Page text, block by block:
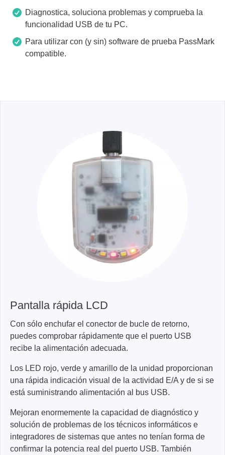
Diagnostica, soluciona problemas y comprueba la
funcionalidad USB de tu PC.
Para utilizar con (y sin) software de prueba PassMark
compatible.
Pantalla rápida LCD
Con sólo enchufar el conector de bucle de retorno,
puedes comprobar rápidamente que el puerto USB
recibe la alimentación adecuada.
Los LED rojo, verde y amarillo de la unidad proporcionan
una rápida indicación visual de la actividad E/A y de si se
está suministrando alimentación al bus USB.
Mejoran enormemente la capacidad de diagnóstico y
solución de problemas de los técnicos informáticos e
integradores de sistemas que antes no tenían forma de
confirmar la potencia real del puerto USB. También